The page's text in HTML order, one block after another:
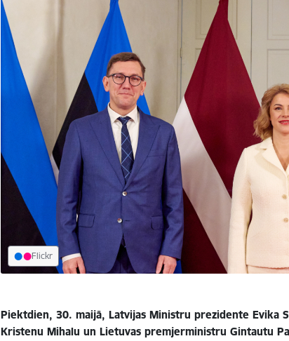
Flickr
Piektdien, 30. maijā, Latvijas Ministru prezidente Evika
Kristenu Mihalu un Lietuvas premjerministru Gintautu